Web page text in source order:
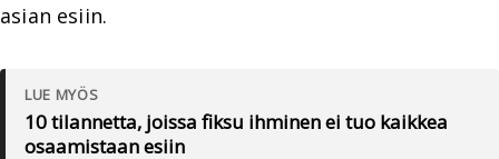
asian esiin.
LUE MYÖS
10 tilannetta, joissa fiksu ihminen ei tuo kaikkea
osaamistaan esiin